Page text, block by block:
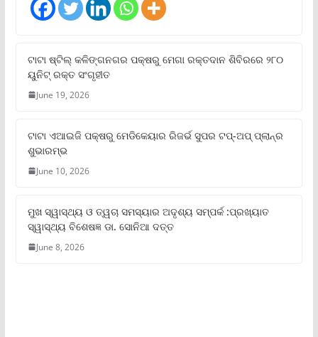
ଟାଟା ଷ୍ଟିଲ୍‌ କଳିଙ୍ଗନଗର ପକ୍ଷରୁ ମେଗା ରକ୍ତଦାନ ଶିବିରରେ ୨୮୦
ୟୁନିଟ୍‌ ରକ୍ତ ସଂଗୃହୀତ
June 19, 2026
ଟାଟା ଏଆଇଜି ପକ୍ଷରୁ ମେଡିକେୟାର ରିଜର୍ଭ ସୁପର ଟପ୍‌-ଅପ୍ ପ୍ଲାନ୍‌ର
ଶୁଭାରମ୍ଭ
June 10, 2026
ମୁଖ ସ୍ୱାସ୍ଥ୍ୟ ଓ ତ୍ୱଚା ସମସ୍ୟାର ଅଦୃଶ୍ୟ ସମ୍ପର୍କ :ପ୍ରଖ୍ୟାତ
ସ୍ୱାସ୍ଥ୍ୟ ବିଶେଷଜ୍ଞ ଡା. ସୋନିଆ ଦତ୍ତ
June 8, 2026